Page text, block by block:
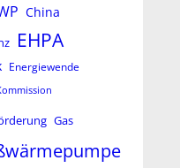
China
EHPA
Energiewende
Gas